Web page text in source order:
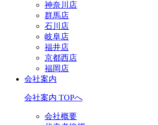
神奈川店
群馬店
石川店
岐阜店
福井店
京都西店
福岡店
会社案内
会社案内 TOPへ
会社概要